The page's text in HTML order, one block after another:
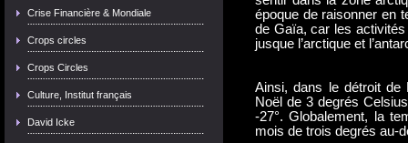
Crise Financière & Mondiale
Crops circles
Crops Circles
Culture, Institut français
David Icke
époque de raisonner en
de Gaïa, car les
jusque l’arctique et
Ainsi, dans le détroit de
Noël de 3 degrés
-27°. Globalement, la
mois de trois degrés